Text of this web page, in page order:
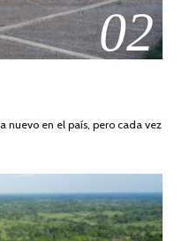
02
nuevo en el país, pero cada vez